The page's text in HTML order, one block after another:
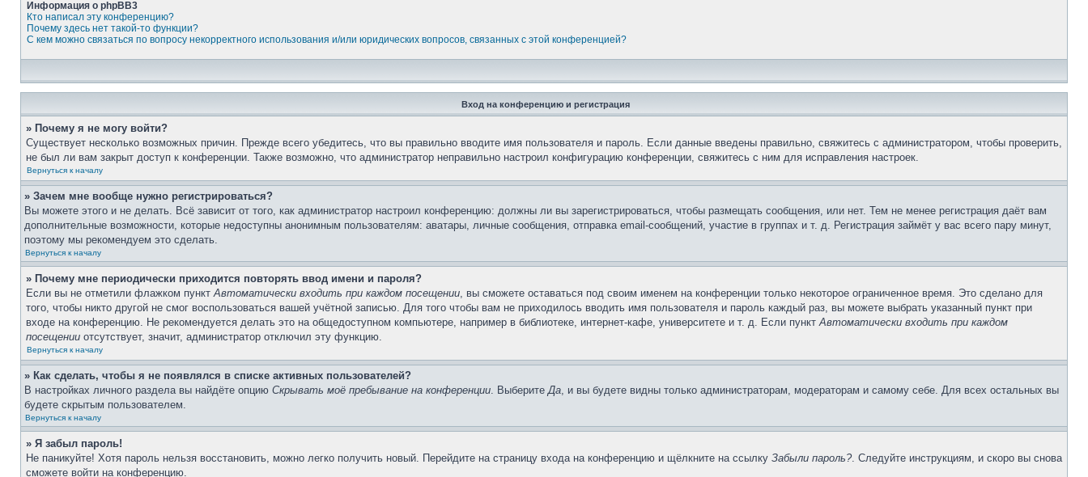
Информация о phpBB3
Кто написал эту конференцию?
Почему здесь нет такой-то функции?
С кем можно связаться по вопросу некорректного использования и/или юридических вопросов, связанных с этой конференцией?
Вход на конференцию и регистрация
» Почему я не могу войти?
Существует несколько возможных причин. Прежде всего убедитесь, что вы правильно вводите имя пользователя и пароль. Если данные введены правильно, свяжитесь с администратором, чтобы проверить,
не был ли вам закрыт доступ к конференции. Также возможно, что администратор неправильно настроил конфигурацию конференции, свяжитесь с ним для исправления настроек.
Вернуться к началу
» Зачем мне вообще нужно регистрироваться?
Вы можете этого и не делать. Всё зависит от того, как администратор настроил конференцию: должны ли вы зарегистрироваться, чтобы размещать сообщения, или нет. Тем не менее регистрация даёт вам
дополнительные возможности, которые недоступны анонимным пользователям: аватары, личные сообщения, отправка email-сообщений, участие в группах и т. д. Регистрация займёт у вас всего пару минут,
поэтому мы рекомендуем это сделать.
Вернуться к началу
» Почему мне периодически приходится повторять ввод имени и пароля?
Если вы не отметили флажком пунктАвтоматически входить при каждом посещении, вы сможете оставаться под своим именем на конференции только некоторое ограниченное время. Это сделано для
того, чтобы никто другой не смог воспользоваться вашей учётной записью. Для того чтобы вам не приходилось вводить имя пользователя и пароль каждый раз, вы можете выбрать указанный пункт при
входе на конференцию. Не рекомендуется делать это на общедоступном компьютере, например в библиотеке, интернет-кафе, университете и т. д. Если пунктАвтоматически входить при каждом
посещении отсутствует, значит, администратор отключил эту функцию.
Вернуться к началу
» Как сделать, чтобы я не появлялся в списке активных пользователей?
В настройках личного раздела вы найдёте опцию Скрывать моё пребывание на конференции. ВыберитеДа, и вы будете видны только администраторам, модераторам и самому себе. Для всех остальных вы
будете скрытым пользователем.
Вернуться к началу
» Я забыл пароль!
Не паникуйте! Хотя пароль нельзя восстановить, можно легко получить новый. Перейдите на страницу входа на конференцию и щёлкните на ссылку Забыли пароль?. Следуйте инструкциям, и скоро вы снова
сможете войти на конференцию.